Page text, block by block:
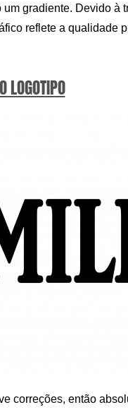
gradiente. Devido à
reflete a qualidade
LOGOTIPO
correções, então